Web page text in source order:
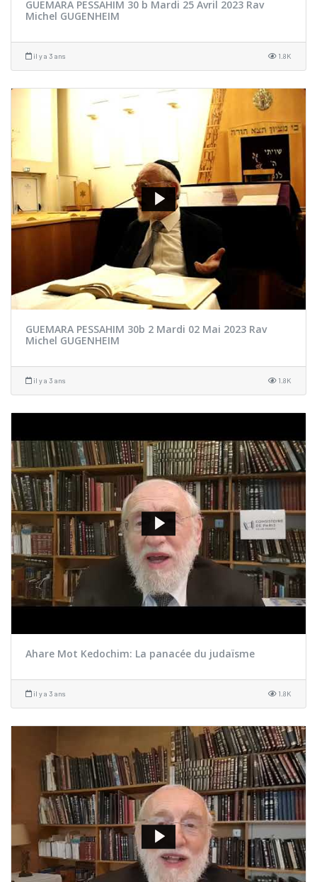
GUEMARA PESSAHIM 30 b Mardi 25 Avril 2023 Rav
Michel GUGENHEIM
il y a 3 ans 1.8K
GUEMARA PESSAHIM 30b 2 Mardi 02 Mai 2023 Rav
Michel GUGENHEIM
il y a 3 ans 1.8K
Ahare Mot Kedochim: La panacée du judaïsme
il y a 3 ans 1.8K